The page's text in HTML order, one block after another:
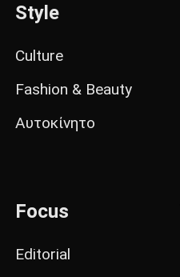
Style
Culture
Fashion & Beauty
Αυτοκίνητο
Focus
Editorial